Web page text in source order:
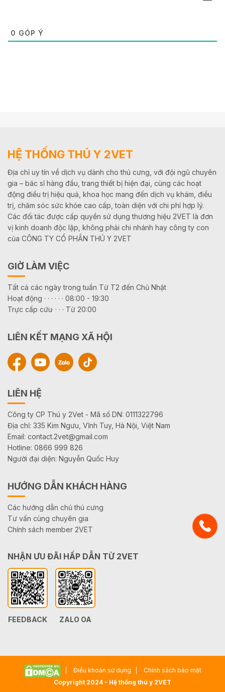
0 GÓP Ý
HỆ THỐNG THÚ Y 2VET
Địa chỉ uy tín về dịch vụ dành cho thú cưng, với đội ngũ chuyên
gia – bác sĩ hàng đầu, trang thiết bị hiện đại, cùng các hoạt
động điều trị hiệu quả, khoa học mang đến dịch vụ khám, điều
trị, chăm sóc sức khỏe cao cấp, toàn diện với chi phí hợp lý.
Các đối tác được cấp quyền sử dụng thương hiệu 2VET là đơn
vị kinh doanh độc lập, không phải chi nhánh hay công ty con
của CÔNG TY CỔ PHẦN THÚ Y 2VET
GIỜ LÀM VIỆC
Tất cả các ngày trong tuần Từ T2 đến Chủ Nhật
Hoạt động · · · · · · 08:00 - 19:30
Trực cấp cứu· · · · Từ 20:00
LIÊN KẾT MẠNG XÃ HỘI
LIÊN HỆ
Công ty CP Thú y 2Vet - Mã số DN: 0111322796
Địa chỉ: 335 Kim Ngưu, Vĩnh Tuy, Hà Nội, Việt Nam
Email: contact.2vet@gmail.com
Hotline: 0866 999 826
Người đại diện: Nguyễn Quốc Huy
HƯỚNG DẪN KHÁCH HÀNG
Các hướng dẫn chủ thú cưng
Tư vấn cùng chuyên gia
Chính sách member 2VET
NHẬN ƯU ĐÃI HẤP DẪN TỪ 2VET
FEEDBACK ZALO OA
Điều khoản sử dụng
Chính sách bảo mật
Copyright 2024 - Hệ thống thú y 2VET